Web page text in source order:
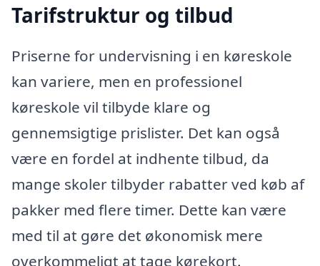
Tarifstruktur og tilbud
Priserne for undervisning i en køreskole
kan variere, men en professionel
køreskole vil tilbyde klare og
gennemsigtige prislister. Det kan også
være en fordel at indhente tilbud, da
mange skoler tilbyder rabatter ved køb af
pakker med flere timer. Dette kan være
med til at gøre det økonomisk mere
overkommeligt at tage kørekort.